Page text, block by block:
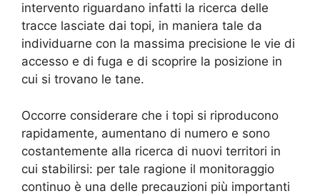
intervento riguardano infatti la ricerca delle
tracce lasciate dai topi, in maniera tale da
individuarne con la massima precisione le vie di
accesso e di fuga e di scoprire la posizione in
cui si trovano le tane.
Occorre considerare che i topi si riproducono
rapidamente, aumentano di numero e sono
costantemente alla ricerca di nuovi territori in
cui stabilirsi: per tale ragione il monitoraggio
continuo è una delle precauzioni più importanti